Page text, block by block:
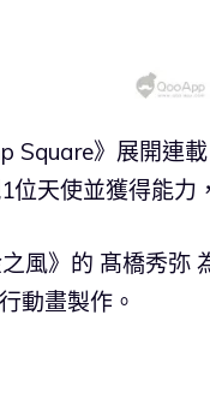
Square》展開連
位天使並獲得能力
風》的 髙橋秀
動畫製作。